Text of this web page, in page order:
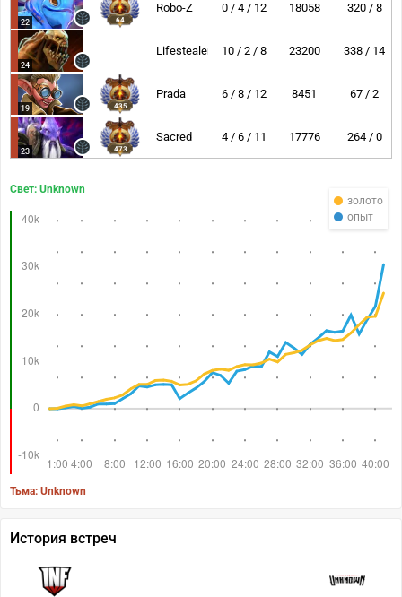
22 64
Robo-Z 0 / 4 / 12 18058 320 / 8
24
Lifestealer 10 / 2 / 8 23200 338 / 14
19 435
Prada 6 / 8 / 12 8451 67 / 2
23 473
Sacred 4 / 6 / 11 17776 264 / 0
золото
опыт
Свет: Unknown
Тьма: Unknown
История встреч